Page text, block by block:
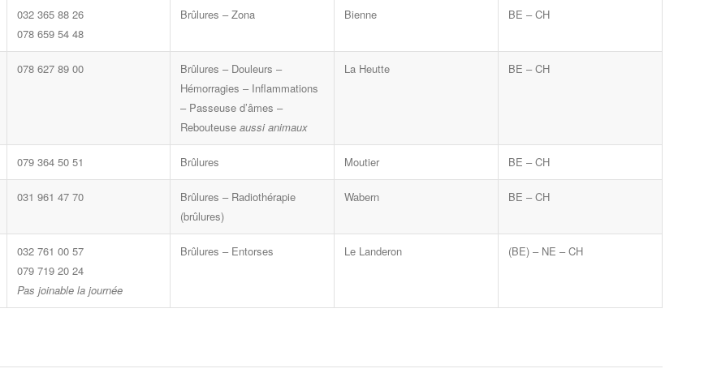
032 365 88 26
078 659 54 48
Brûlures – Zona Bienne BE – CH
078 627 89 00
Brûlures – Douleurs –
Hémorragies – Inflammations
– Passeuse d’âmes –
Rebouteuse aussi animaux
La Heutte BE – CH
079 364 50 51 Brûlures Moutier BE – CH
031 961 47 70
Brûlures – Radiothérapie
(brûlures)
Wabern BE – CH
032 761 00 57
079 719 20 24
Pas joinable la journée
Brûlures – Entorses Le Landeron (BE) – NE – CH